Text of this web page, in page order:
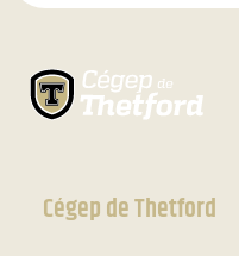
Cégep de Thetford